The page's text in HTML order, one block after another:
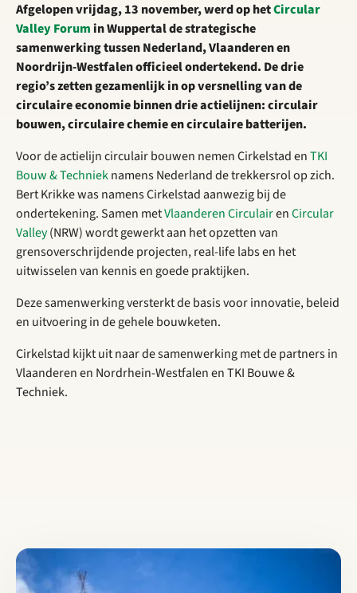
Afgelopen vrijdag, 13 november, werd op hetCircular
Valley Forumin Wuppertal de strategische
samenwerking tussen Nederland, Vlaanderen en
Noordrijn-Westfalen officieel ondertekend. De drie
regio’s zetten gezamenlijk in op versnelling van de
circulaire economie binnen drie actielijnen: circulair
bouwen, circulaire chemie en circulaire batterijen.
Voor de actielijn circulair bouwen nemen Cirkelstad enTKI
Bouw & Technieknamens Nederland de trekkersrol op zich.
Bert Krikke was namens Cirkelstad aanwezig bij de
ondertekening. Samen metVlaanderen CirculairenCircular
Valley(NRW) wordt gewerkt aan het opzetten van
grensoverschrijdende projecten, real-life labs en het
uitwisselen van kennis en goede praktijken.
Deze samenwerking versterkt de basis voor innovatie, beleid
en uitvoering in de gehele bouwketen.
Cirkelstad kijkt uit naar de samenwerking met de partners in
Vlaanderen en Nordrhein-Westfalen en TKI Bouwe &
Techniek.
Lees meer over Cirkelstad is partner in CARES